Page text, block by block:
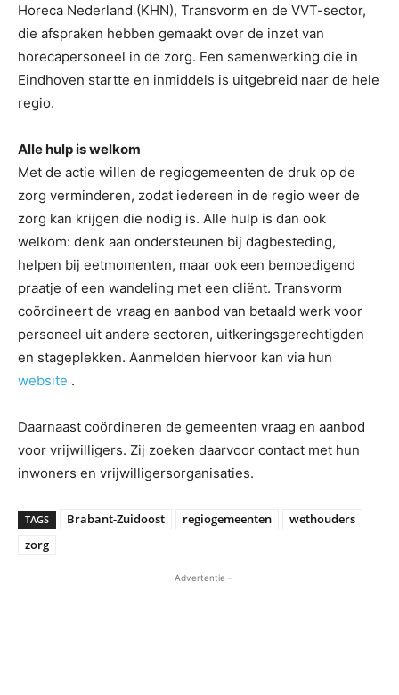
Horeca Nederland (KHN), Transvorm en de VVT-sector,
die afspraken hebben gemaakt over de inzet van
horecapersoneel in de zorg. Een samenwerking die in
Eindhoven startte en inmiddels is uitgebreid naar de hele
regio.
Alle hulp is welkom
Met de actie willen de regiogemeenten de druk op de
zorg verminderen, zodat iedereen in de regio weer de
zorg kan krijgen die nodig is. Alle hulp is dan ook
welkom: denk aan ondersteunen bij dagbesteding,
helpen bij eetmomenten, maar ook een bemoedigend
praatje of een wandeling met een cliënt. Transvorm
coördineert de vraag en aanbod van betaald werk voor
personeel uit andere sectoren, uitkeringsgerechtigden
en stageplekken. Aanmelden hiervoor kan via hun
website .
Daarnaast coördineren de gemeenten vraag en aanbod
voor vrijwilligers. Zij zoeken daarvoor contact met hun
inwoners en vrijwilligersorganisaties.
TAGS Brabant-Zuidoost regiogemeenten
wethouders
zorg
- Advertentie -